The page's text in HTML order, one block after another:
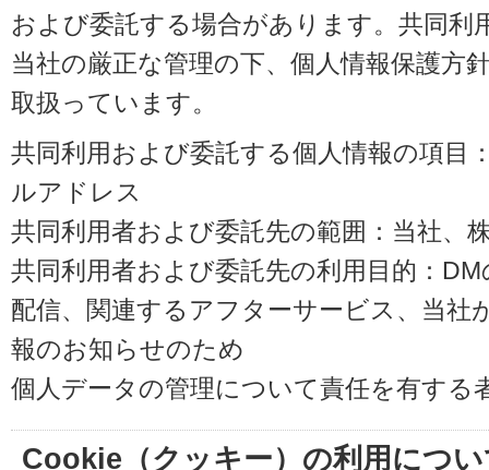
および委託する場合があります。共同利
当社の厳正な管理の下、個人情報保護方
取扱っています。
共同利用および委託する個人情報の項目
ルアドレス
共同利用者および委託先の範囲：当社、
共同利用者および委託先の利用目的：
配信、関連するアフターサービス、当社
報のお知らせのため
個人データの管理について責任を有する
Cookie（クッキー）の利用につ